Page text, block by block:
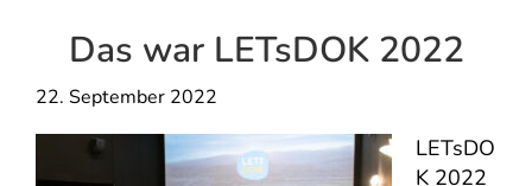
Das war LETsDOK 2022
22. September 2022
LETsDO
K 2022